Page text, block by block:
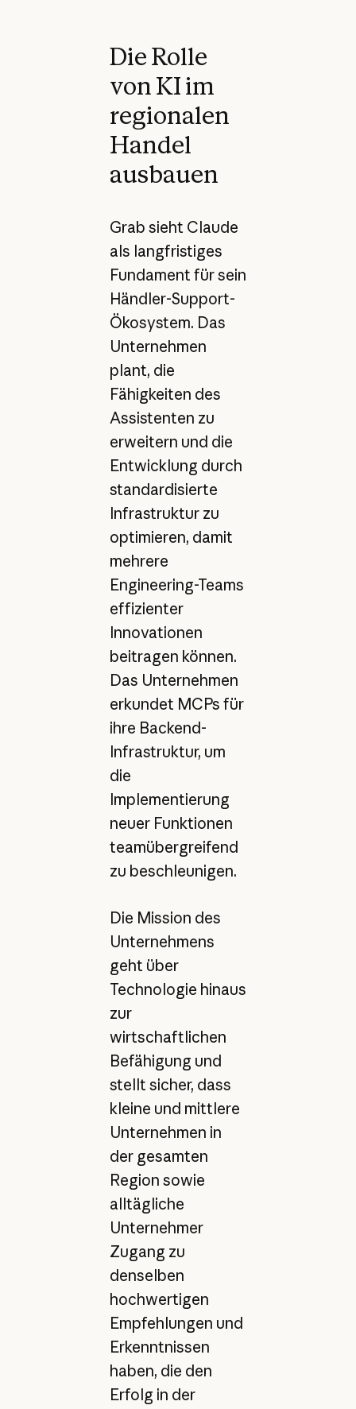
Die Rolle
von KI im
regionalen
Handel
ausbauen
Grab sieht Claude
als langfristiges
Fundament für sein
Händler-Support-
Ökosystem. Das
Unternehmen
plant, die
Fähigkeiten des
Assistenten zu
erweitern und die
Entwicklung durch
standardisierte
Infrastruktur zu
optimieren, damit
mehrere
Engineering-Teams
effizienter
Innovationen
beitragen können.
Das Unternehmen
erkundet MCPs für
ihre Backend-
Infrastruktur, um
die
Implementierung
neuer Funktionen
teamübergreifend
zu beschleunigen.
Die Mission des
Unternehmens
geht über
Technologie hinaus
zur
wirtschaftlichen
Befähigung und
stellt sicher, dass
kleine und mittlere
Unternehmen in
der gesamten
Region sowie
alltägliche
Unternehmer
Zugang zu
denselben
hochwertigen
Empfehlungen und
Erkenntnissen
haben, die den
Erfolg in der